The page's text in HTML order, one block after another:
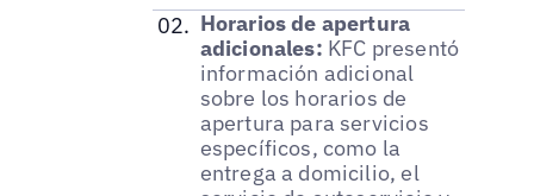
Horarios de apertura
adicionales: KFC presentó
información adicional
sobre los horarios de
apertura para servicios
específicos, como la
entrega a domicilio, el